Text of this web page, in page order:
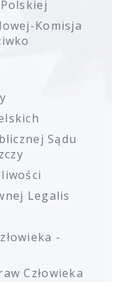
Komisja
Sądu
Legalis
-
Człowieka